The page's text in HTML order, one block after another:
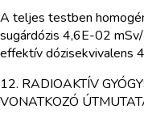
A teljes testben
sugárdózis 4,6E-02
effektív dózisekvivalens
12. RADIOAKTÍV
VONATKOZÓ